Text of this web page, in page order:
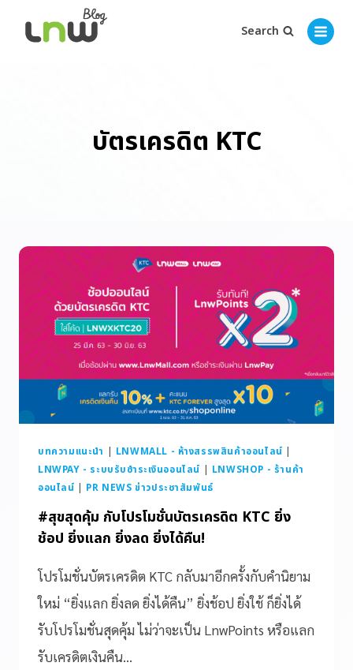
Search
บัตรเครดิต KTC
บทความแนะนำ | LNWMALL - ห้างสรรพสินค้าออนไลน์ |
LNWPAY - ระบบรับชำระเงินออนไลน์ | LNWSHOP - ร้านค้า
ออนไลน์ | PR NEWS ข่าวประชาสัมพันธ์
#สุขสุดคุ้ม กับโปรโมชั่นบัตรเครดิต KTC ยิ่ง
ช้อป ยิ่งแลก ยิ่งลด ยิ่งได้คืน!
โปรโมชั่นบัตรเครดิต KTC กลับมาอีกครั้งกับคำนิยาม
ใหม่ “ยิ่งแลก ยิ่งลด ยิ่งได้คืน” ยิ่งช้อป ยิ่งใช้ ก็ยิ่งได้
รับโปรโมชั่นสุดคุ้ม ไม่ว่าจะเป็น LnwPoints หรือแลก
รับเครดิตเงินคืน…